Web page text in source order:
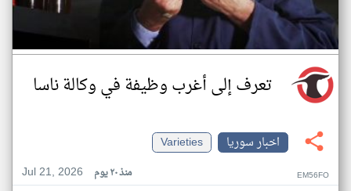
تعرف إلى أغرب وظيفة في وكالة ناسا
اخبار سوريا
Varieties
Jul 21, 2026
منذ ٢٠ يوم EM56FO